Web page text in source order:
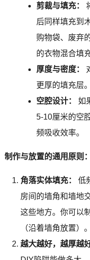
剪裁与填充：
后同样填充到
购物袋、废弃
的衣物混合填
厚度与密度：
更厚的填充层
空腔设计：
如
5-10厘米的空
频吸收效率。
制作与放置的通用原则：
角落实体填充：
低
房间的墙角和墙地
这些地方。你可以
（沿着墙角放置）。
越大越好，越厚越好